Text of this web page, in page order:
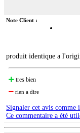
Note Client :
produit identique a
tres bien
rien a dire
Signaler cet avis comme
Ce commentaire a été